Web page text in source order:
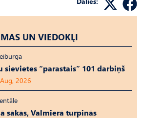
UN VIEDOKĻI
sievietes “parastais” 101 darbiņš
2026
sākās, Valmierā turpinās